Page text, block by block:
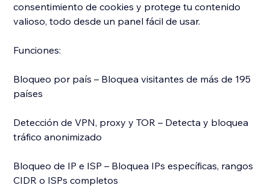
consentimiento de cookies y protege tu contenido
valioso, todo desde un panel fácil de usar.
Funciones:
Bloqueo por país – Bloquea visitantes de más de 195
países
Detección de VPN, proxy y TOR – Detecta y bloquea
tráfico anonimizado
Bloqueo de IP e ISP – Bloquea IPs específicas, rangos
CIDR o ISPs completos